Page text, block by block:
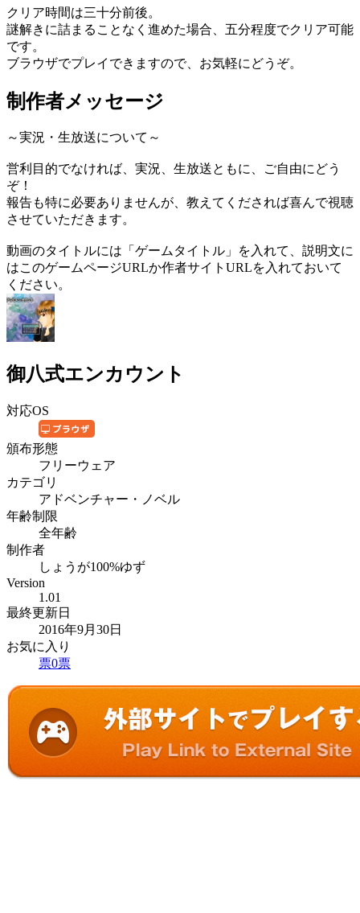
クリア時間は三十分前後。
謎解きに詰まることなく進めた場合、五分程度でクリア可能
です。
ブラウザでプレイできますので、お気軽にどうぞ。
制作者メッセージ
～実況・生放送について～
営利目的でなければ、実況、生放送ともに、ご自由にどう
ぞ！
報告も特に必要ありませんが、教えてくだされば喜んで視聴
させていただきます。
動画のタイトルには「ゲームタイトル」を入れて、説明文に
はこのゲームページURLか作者サイトURLを入れておいて
ください。
御八式エンカウント
対応OS
頒布形態
フリーウェア
カテゴリ
アドベンチャー・ノベル
年齢制限
全年齢
制作者
しょうが100%ゆず
Version
1.01
最終更新日
2016年9月30日
お気に入り
票0票